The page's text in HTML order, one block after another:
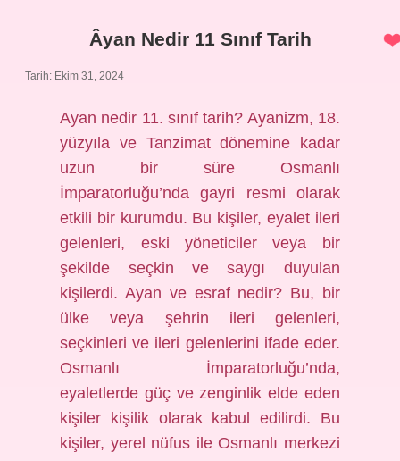
Âyan Nedir 11 Sınıf Tarih
Tarih: Ekim 31, 2024
Ayan nedir 11. sınıf tarih? Ayanizm, 18.
yüzyıla ve Tanzimat dönemine kadar
uzun bir süre Osmanlı
İmparatorluğu’nda gayri resmi olarak
etkili bir kurumdu. Bu kişiler, eyalet ileri
gelenleri, eski yöneticiler veya bir
şekilde seçkin ve saygı duyulan
kişilerdi. Ayan ve esraf nedir? Bu, bir
ülke veya şehrin ileri gelenleri,
seçkinleri ve ileri gelenlerini ifade eder.
Osmanlı İmparatorluğu’nda,
eyaletlerde güç ve zenginlik elde eden
kişiler kişilik olarak kabul edilirdi. Bu
kişiler, yerel nüfus ile Osmanlı merkezi